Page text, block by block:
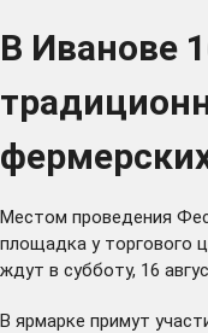
В Иванове
Местом проведения
площадка у торгового
ждут в субботу, 16
В ярмарке примут